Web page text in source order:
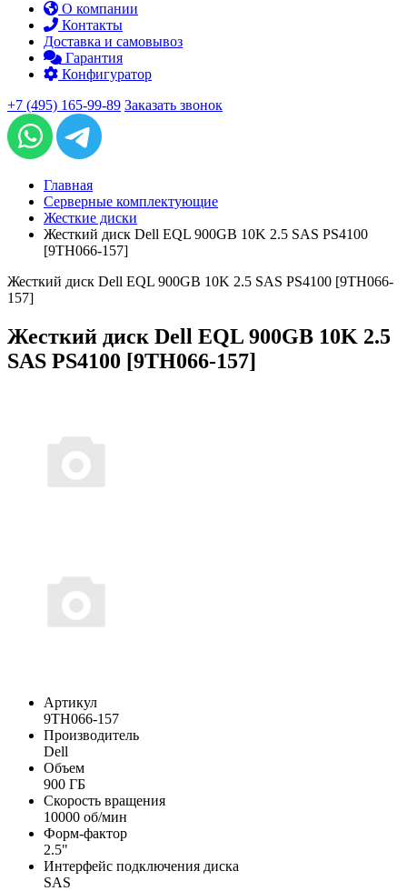
О компании
Контакты
Доставка и самовывоз
Гарантия
Конфигуратор
+7 (495) 165-99-89 Заказать звонок
Главная
Серверные комплектующие
Жесткие диски
Жесткий диск Dell EQL 900GB 10K 2.5 SAS PS4100
[9TH066-157]
Жесткий диск Dell EQL 900GB 10K 2.5 SAS PS4100 [9TH066-
157]
Жесткий диск Dell EQL 900GB 10K 2.5
SAS PS4100 [9TH066-157]
Артикул
9TH066-157
Производитель
Dell
Объем
900 ГБ
Скорость вращения
10000 об/мин
Форм-фактор
2.5"
Интерфейс подключения диска
SAS